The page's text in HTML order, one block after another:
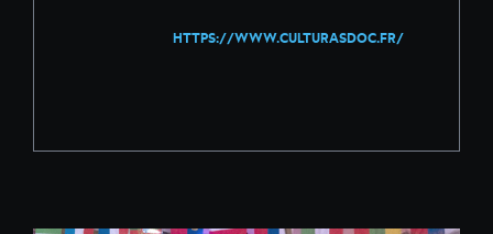
HTTPS://WWW.CULTURASDOC.FR/